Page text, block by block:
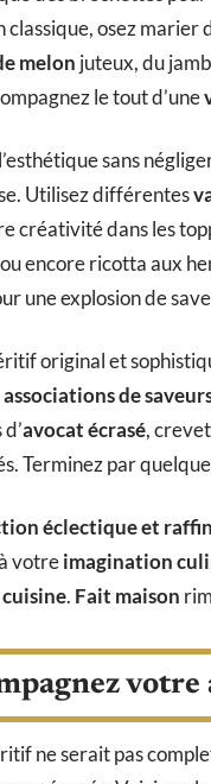
classique, osez
melon juteux, du
le tout d’une
sans
Utilisez différentes
créativité dans les
encore ricotta aux
une explosion de
original et
associations de
avocat écrasé,
Terminez par
éclectique et
votreimagination
. Fait maison
ne serait pas